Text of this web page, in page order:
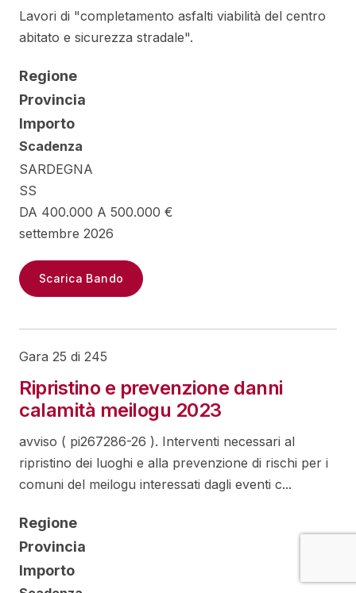
Lavori di "completamento asfalti viabilità del centro
abitato e sicurezza stradale".
Regione
Provincia
Importo
Scadenza
SARDEGNA
SS
DA 400.000 A 500.000 €
settembre 2026
Scarica Bando
Gara 25 di 245
Ripristino e prevenzione danni
calamità meilogu 2023
avviso ( pi267286-26 ). Interventi necessari al
ripristino dei luoghi e alla prevenzione di rischi per i
comuni del meilogu interessati dagli eventi c...
Regione
Provincia
Importo